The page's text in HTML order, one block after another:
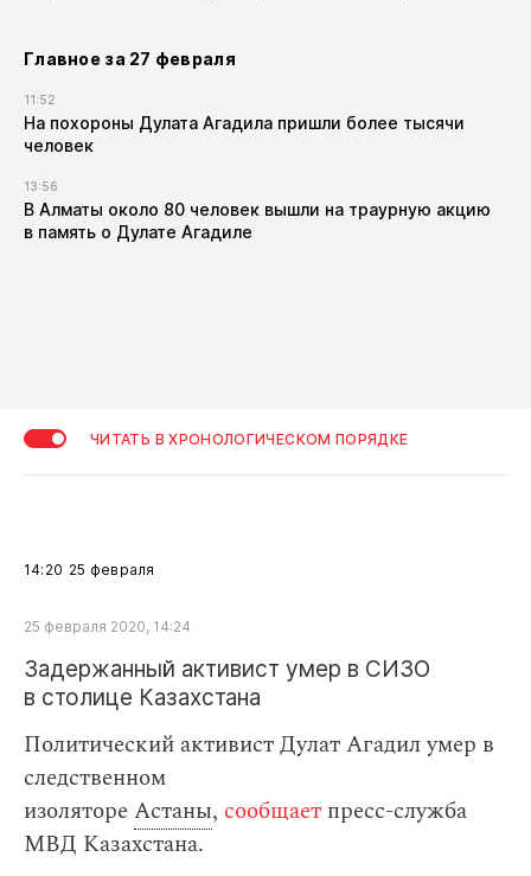
Главное за 27 февраля
11:52
​На похороны Дулата Агадила пришли более тысячи
человек
13:56
​В Алматы около 80 человек вышли на траурную акцию
в память о Дулате Агадиле
ЧИТАТЬ В ХРОНОЛОГИЧЕСКОМ ПОРЯДКЕ
14:20 25 февраля
25 февраля 2020, 14:24
Задержанный активист умер в СИЗО
в столице Казахстана
Политический активист Дулат Агадил умер в
следственном
изолятореАстаны, сообщает пресс-служба
МВД Казахстана.